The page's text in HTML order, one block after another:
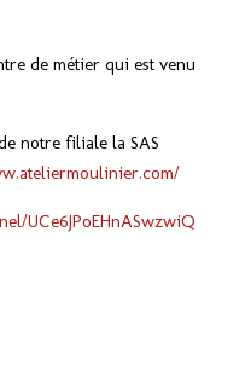
de métier qui est venu
notre filiale la SAS
UCe6JPoEHnASwzwiQ